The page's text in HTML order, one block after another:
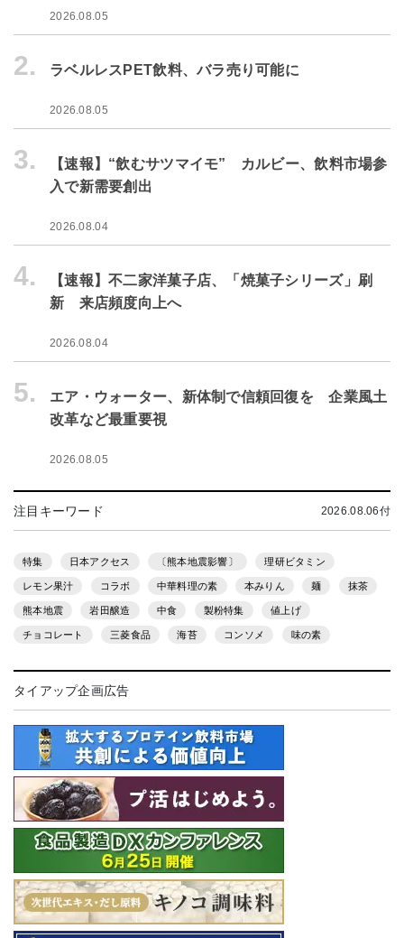
2026.08.05
2. ラベルレスPET飲料、バラ売り可能に
2026.08.05
3.
【速報】“飲むサツマイモ” カルビー、飲料市場参
入で新需要創出
2026.08.04
4.
【速報】不二家洋菓子店、「焼菓子シリーズ」刷
新 来店頻度向上へ
2026.08.04
5.
エア・ウォーター、新体制で信頼回復を 企業風土
改革など最重要視
2026.08.05
注目キーワード 2026.08.06付
特集 日本アクセス 〔熊本地震影響〕 理研ビタミン
レモン果汁 コラボ 中華料理の素 本みりん 麺 抹茶
熊本地震 岩田醸造 中食 製粉特集 値上げ
チョコレート 三菱食品 海苔 コンソメ 味の素
タイアップ企画広告